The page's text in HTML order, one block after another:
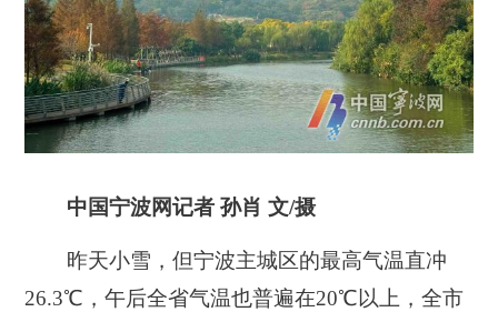
中国宁波网记者 孙肖 文/摄
昨天小雪，但宁波主城区的最高气温直冲
26.3℃，午后全省气温也普遍在20℃以上，全市